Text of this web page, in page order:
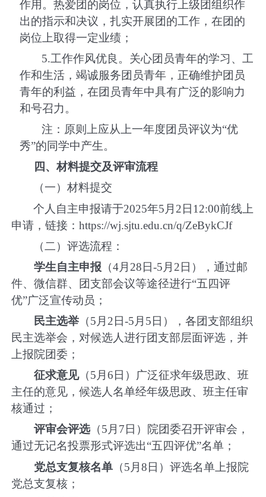
作用。热爱团的岗位，认真执行上级团组织作
出的指示和决议，扎实开展团的工作，在团的
岗位上取得一定业绩；
5.工作作风优良。关心团员青年的学习、工
作和生活，竭诚服务团员青年，正确维护团员
青年的利益，在团员青年中具有广泛的影响力
和号召力。
注：原则上应从上一年度团员评议为“优
秀”的同学中产生。
四、材料提交及评审流程
（一）材料提交
个人自主申报请于2025年5 月 2日12:00前线上
申请，链接：https://wj.sjtu.edu.cn/q/ZeBykCJf
（二）评选流程：
学生自主申报 （4月 28 日-5 月 2 日），通过邮
件、微信群、团支部会议等途径进行“五四评
优”广泛宣传动员；
民主选举（5 月 2 日-5 月 5 日），各团支部组织
民主选举会，对候选人进行团支部层面评选，并
上报院团委；
征求意见（5 月 6 日）广泛征求年级思政、班
主任的意见，候选人名单经年级思政、班主任审
核通过；
评审会评选（5月 7 日）院团委召开评审会，
通过无记名投票形式评选出“五四评优”名单；
党总支复核名单（5 月8日）评选名单上报院
党总支复核；